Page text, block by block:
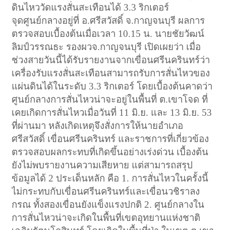
ดินไหววัดแรงสั่นสะเทือนได้ 3.3 ริกเตอร์
จุดศูนย์กลางอยู่ที่ อ.ศรีสวัสดิ์ จ.กาญจนบุรี ผลการ
ตรวจสอบเบื้องต้นเมื่อเวลา 10.15 น. นายชัยวัฒน์
ลิมป์วรรณธะ รองผวจ.กาญจนบุรี เปิดเผยว่า เมื่อ
ช่วงสายวันนี้ได้รับรายงานจากเขื่อนศรีนครินทร์ว่า
เครื่องรับแรงสั่นสะเทือนสามารถรับการสั่นไหวของ
แผ่นดินได้ในระดับ 3.3 ริกเตอร์ โดยเบื้องต้นคาดว่า
ศูนย์กลางการสั่นไหวน่าจะอยู่ในพื้นที่ ต.เขาโจด ที่
เคยเกิดการสั่นไหวเมื่อวันที่ 11 มิ.ย. และ 13 มิ.ย. 53
ที่ผ่านมา หลังเกิดเหตุจึงสั่งการให้นายอำเภอ
ศรีสวัสดิ์ เขื่อนศรีนครินทร์ และราชการที่เกี่ยวข้อง
ตรวจสอบผลกระทบที่เกิดขึ้นอย่างเร่งด่วน เบื้องต้น
ยังไม่พบรายงานความเสียหาย แต่สามารถสรุป
ข้อมูลได้ 2 ประเด็นหลัก คือ 1. การสั่นไหวในครั้งนี้
ไม่กระทบกับเขื่อนศรีนครินทร์และเขื่อนวชิราลง
กรณ ทั้งสองเขื่อนยังแข็งแรงปกติ 2. ศูนย์กลางใน
การสั่นไหวน่าจะเกิดในพื้นที่เขตอุทยานแห่งชาติ